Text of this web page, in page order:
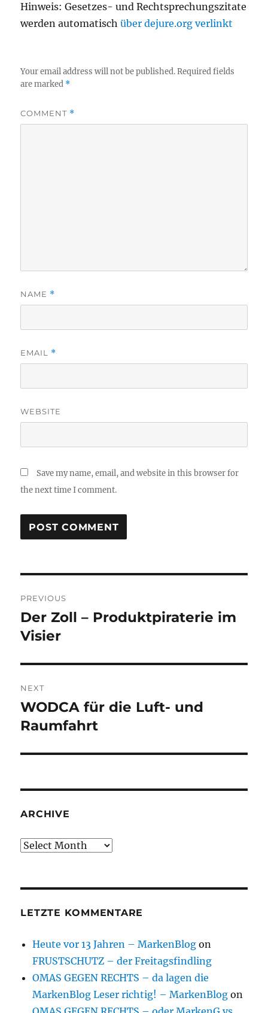
Hinweis: Gesetzes- und Rechtsprechungszitate
werden automatischüber dejure.org verlinkt
Your email address will not be published. Required fields
are marked *
COMMENT *
NAME *
EMAIL *
WEBSITE
Save my name, email, and website in this browser for
the next time I comment.
navigation
PREVIOUS
Previous
post:
Der Zoll – Produktpiraterie im
Visier
NEXT
Next
post:
WODCA für die Luft- und
Raumfahrt
ARCHIVE
Archive
LETZTE KOMMENTARE
Heute vor 13 Jahren – MarkenBlog on
FRUSTSCHUTZ – der Freitagsfindling
OMAS GEGEN RECHTS – da lagen die
MarkenBlog Leser richtig! – MarkenBlog on